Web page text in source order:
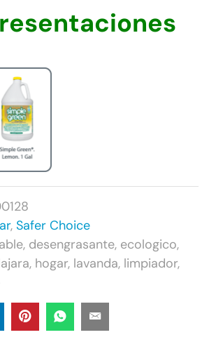
, Safer Choice
, desengrasante, ecologico,
, hogar, lavanda, limpiador,